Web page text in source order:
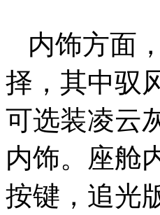
内饰方面
择，其中驭
可选装凌云
内饰。座舱
按键，追光